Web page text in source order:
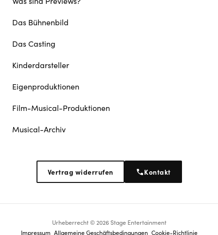
Das Bühnenbild
Das Casting
Kinderdarsteller
Eigenproduktionen
Film-Musical-Produktionen
Musical-Archiv
Vertrag widerrufen Kontakt
Urheberrecht © 2026 Stage Entertainment
Impressum Allgemeine Geschäftsbedingungen Cookie-Richtlinie